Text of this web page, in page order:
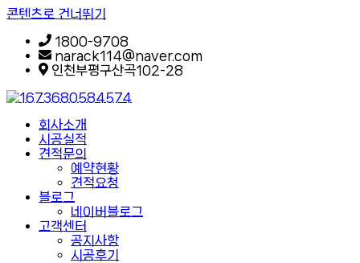
콘텐츠로 건너뛰기
1800-9708
narack114@naver.com
인천부평구산곡102-28
회사소개
시공실적
견적문의
예약현황
견적요청
블로그
네이버블로그
고객센터
공지사항
시공후기